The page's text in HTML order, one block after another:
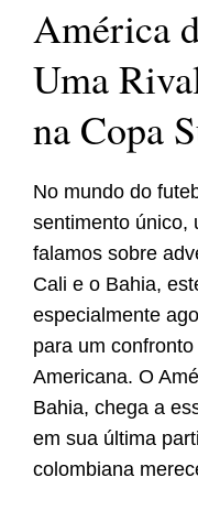
América
Uma
na Copa
No mundo do
sentimento único,
falamos sobre
Cali e o Bahia,
especialmente
para um
Americana. O
Bahia, chega a
em sua última
colombiana